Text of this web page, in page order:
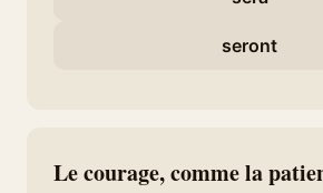
seront
Le courage, comme la